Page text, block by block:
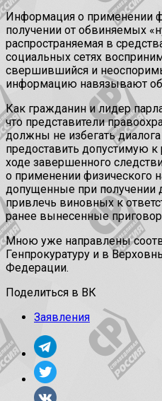
Информация о применении
получении от обвиняемых
распространяемая в
социальных сетях
свершившийся и
информацию навязывают
Как гражданин и лидер
что представители
должны не избегать
предоставить допустимую
ходе завершенного
о применении физического
допущенные при получении
привлечь виновных к
ранее вынесенные
Мною уже направлены
Генпрокуратуру и в
Федерации.
Поделиться в ВК
Заявления